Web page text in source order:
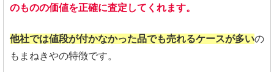
のものの価値を正確に査定してくれます。
他社では値段が付かなかった品でも売れるケースが多いの
もまねきやの特徴です。